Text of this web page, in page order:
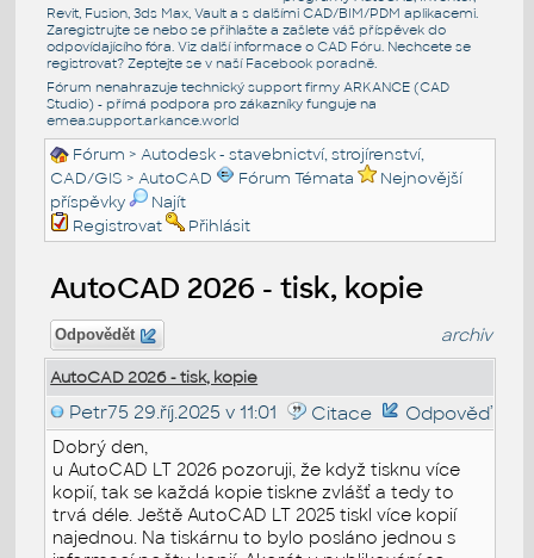
Revit, Fusion, 3ds Max, Vault a s dalšími CAD/BIM/PDM aplikacemi.
Zaregistrujte se nebo se přihlašte a zašlete váš příspěvek do
odpovídajícího fóra. Viz další informace o CAD Fóru. Nechcete se
registrovat? Zeptejte se v naší Facebook poradně.
Fórum nenahrazuje technický support firmy ARKANCE (CAD
Studio) - přímá podpora pro zákazníky funguje na
emea.support.arkance.world
Fórum >Autodesk - stavebnictví, strojírenství,
CAD/GIS >AutoCAD Fórum Témata
Nejnovější
příspěvky
Najít
Registrovat
Přihlásit
AutoCAD 2026 - tisk, kopie
Odpovědět archiv
AutoCAD 2026 - tisk, kopie
Petr75 29.říj.2025 v 11:01 Citace Odpověď
Dobrý den,
u AutoCAD LT 2026 pozoruji, že když tisknu více
kopií, tak se každá kopie tiskne zvlášť a tedy to
trvá déle. Ještě AutoCAD LT 2025 tiskl více kopií
najednou. Na tiskárnu to bylo posláno jednou s